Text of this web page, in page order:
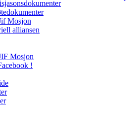
Mosjon
alliansen
Mosjon
!